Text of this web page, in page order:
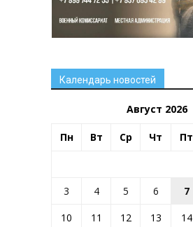
Календарь новостей
Август 2026
Пн Вт Ср Чт Пт
3
4 5 6 7
10
11 12 13 14